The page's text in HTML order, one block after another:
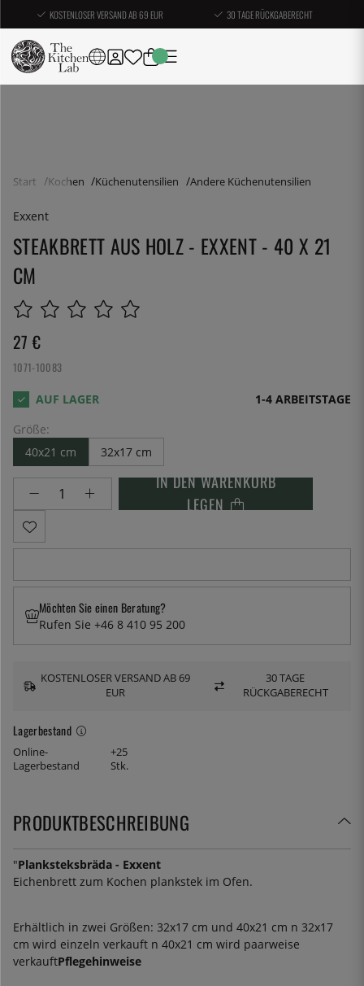
KOSTENLOSER VERSAND AB 69 EUR 30 TAGE RÜCKGABERECHT
Start Kochen Küchenutensilien Andere Küchenutensilien
Exxent
STEAKBRETT AUS HOLZ - EXXENT - 40 X 21
CM
27 €
1071-10083
1-4 ARBEITSTAGE
Größe:
40x21 cm
32x17 cm
IN DEN WARENKORB
LEGEN
Lagerbestand
Online-
Lagerbestand
+25
Stk.
Möchten Sie einen Beratung?
Rufen Sie +46 8 410 95 200
KOSTENLOSER VERSAND AB 69
EUR
30 TAGE
RÜCKGABERECHT
PRODUKTBESCHREIBUNG
"Planksteksbräda - Exxent
Eichenbrett zum Kochen plankstek im Ofen.
Erhältlich in zwei Größen: 32x17 cm und 40x21 cm n 32x17
cm wird einzeln verkauft n 40x21 cm wird paarweise
verkauftPflegehinweise